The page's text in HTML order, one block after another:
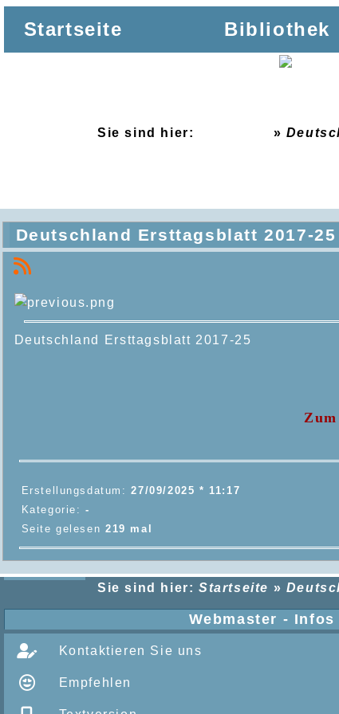
Startseite Bibliothek
Sie sind hier: »
Deutschland Ersttagsblatt 2017-25
Deutschland Ersttagsblatt 2017-25
Erstellungsdatum:27/09/2025 * 11:17
Kategorie:-
Seite gelesen 219 mal
Sie sind hier: Startseite »
Webmaster - Infos
Kontaktieren Sie uns
Empfehlen